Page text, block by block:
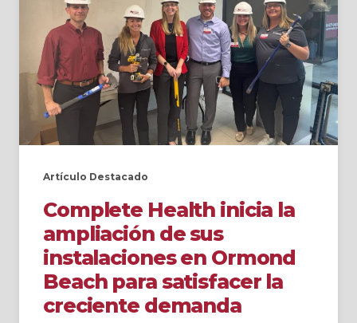
Artículo Destacado
Complete Health inicia la
ampliación de sus
instalaciones en Ormond
Beach para satisfacer la
creciente demanda